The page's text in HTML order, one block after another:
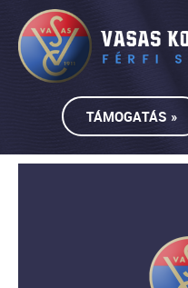
TÁMOGATÁS »